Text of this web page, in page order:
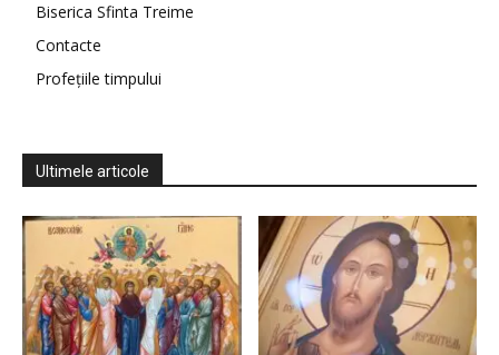
Biserica Sfinta Treime
Contacte
Profețiile timpului
Ultimele articole